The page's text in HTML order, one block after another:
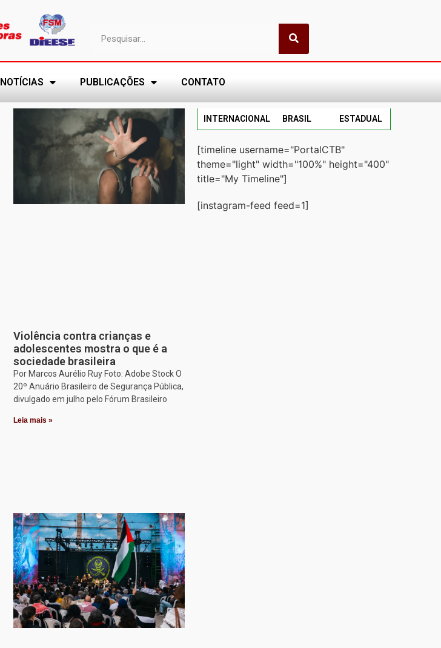
NOTÍCIAS PUBLICAÇÕES CONTATO
Violência contra crianças e
adolescentes mostra o que é a
sociedade brasileira
Por Marcos Aurélio Ruy Foto: Adobe Stock O
20º Anuário Brasileiro de Segurança Pública,
divulgado em julho pelo Fórum Brasileiro
Leia mais »
INTERNACIONAL BRASIL ESTADUAL
[timeline username="PortalCTB"
theme="light" width="100%" height="400"
title="My Timeline"]
[instagram-feed feed=1]